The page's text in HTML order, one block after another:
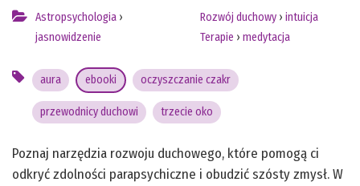
Astropsychologia ›
jasnowidzenie
Rozwój duchowy› intuicja
Terapie › medytacja
aura ebooki oczyszczanie czakr
przewodnicy duchowi trzecie oko
Poznaj narzędzia rozwoju duchowego, które pomogą ci
odkryć zdolności parapsychiczne i obudzić szósty zmysł. W